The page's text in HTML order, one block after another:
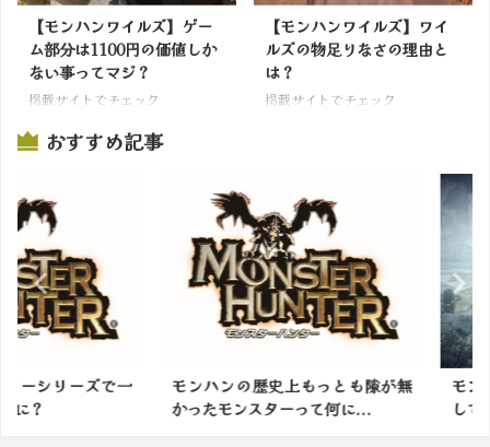
【モンハンワイルズ】ゲー
ム部分は1100円の価値しか
ない事ってマジ？
掲載サイトでチェック
【モンハンワイルズ】ワイ
ルズの物足りなさの理由と
は？
掲載サイトでチェック
おすすめ記事
ーズで一
モンハンの歴史上もっとも隙が無
かったモンスターって何に...
モンハンワ
して里帰